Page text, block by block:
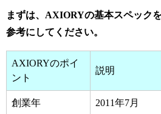
まずは、AXIORYの基本スペック
参考にしてください。
AXIORYのポイ
ント
説明
創業年 2011年7月